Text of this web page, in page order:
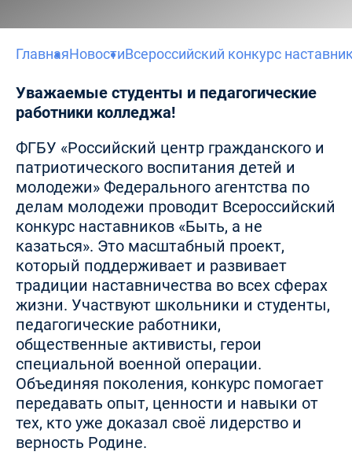
ГлавнаяНовостиВсероссийский конкурс
Уважаемые студенты и педагогические
работники колледжа!
ФГБУ «Российский центр гражданского и
патриотического воспитания детей и
молодежи» Федерального агентства по
делам молодежи проводит Всероссийский
конкурс наставников «Быть, а не
казаться». Это масштабный проект,
который поддерживает и развивает
традиции наставничества во всех сферах
жизни. Участвуют школьники и студенты,
педагогические работники,
общественные активисты, герои
специальной военной операции.
Объединяя поколения, конкурс помогает
передавать опыт, ценности и навыки от
тех, кто уже доказал своё лидерство и
верность Родине.